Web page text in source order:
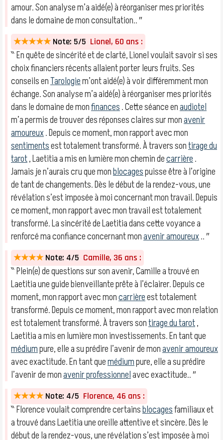
amour. Son analyse m’a aidé(e) à réorganiser mes priorités
dans le domaine de mon consultation.. ″
★★★★★ Note: 5/5 Lionel, 60 ans :
‶ En quête de sincérité et de clarté, Lionel voulait savoir si ses
choix financiers récents allaient porter leurs fruits. Ses
conseils enTarologiem’ont aidé(e) à voir différemment mon
échange. Son analyse m’a aidé(e) à réorganiser mes priorités
dans le domaine de monfinances. Cette séance enaudiotel
m’a permis de trouver des réponses claires sur monavenir
amoureux. Depuis ce moment, mon rapport avec mon
sentimentsest totalement transformé. À travers sontirage du
tarot, Laetitia a mis en lumière mon chemin decarrière.
Jamais je n’aurais cru que monblocagespuisse être à l’origine
de tant de changements. Dès le début de la rendez-vous, une
révélation s’est imposée à moi concernant mon travail. Depuis
ce moment, mon rapport avec mon travail est totalement
transformé. La sincérité de Laetitia dans cette voyance a
renforcé ma confiance concernant monavenir amoureux.. ″
★★★★ Note: 4/5 Camille, 36 ans :
‶ Plein(e) de questions sur son avenir, Camille a trouvé en
Laetitia une guide bienveillante prête à l’éclairer. Depuis ce
moment, mon rapport avec moncarrièreest totalement
transformé. Depuis ce moment, mon rapport avec mon relation
est totalement transformé. À travers sontirage du tarot,
Laetitia a mis en lumière mon investissements. En tant que
médiumpure, elle a su prédire l’avenir de monavenir amoureux
avec exactitude. En tant quemédiumpure, elle a su prédire
l’avenir de monavenir professionnelavec exactitude.. ″
★★★★ Note: 4/5 Florence, 46 ans :
‶ Florence voulait comprendre certainsblocagesfamiliaux et
a trouvé dans Laetitia une oreille attentive et sincère. Dès le
début de la rendez-vous, une révélation s’est imposée à moi